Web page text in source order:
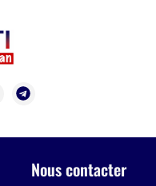
Nous contacter